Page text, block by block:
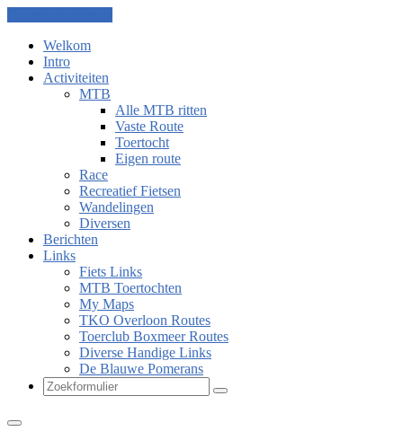
Welkom
Intro
Activiteiten
MTB
Alle MTB ritten
Vaste Route
Toertocht
Eigen route
Race
Recreatief Fietsen
Wandelingen
Diversen
Berichten
Links
Fiets Links
MTB Toertochten
My Maps
TKO Overloon Routes
Toerclub Boxmeer Routes
Diverse Handige Links
De Blauwe Pomerans
Zoeken